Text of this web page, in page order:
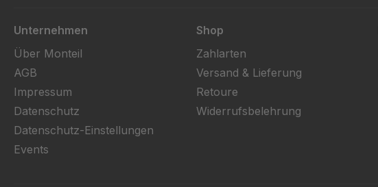
Unternehmen
Über Monteil
AGB
Impressum
Datenschutz
Datenschutz-Einstellungen
Events
Shop
Zahlarten
Versand & Lieferung
Retoure
Widerrufsbelehrung